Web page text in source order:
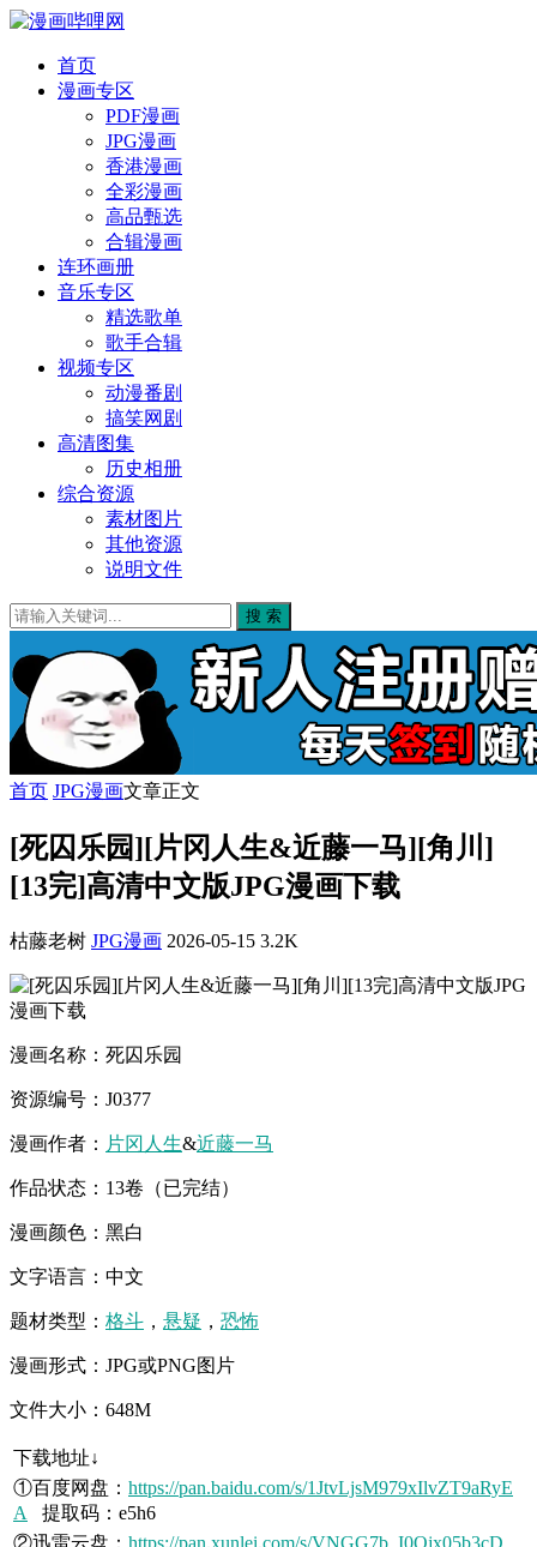
首页
漫画专区
PDF漫画
JPG漫画
香港漫画
全彩漫画
高品甄选
合辑漫画
连环画册
音乐专区
精选歌单
歌手合辑
视频专区
动漫番剧
搞笑网剧
高清图集
历史相册
综合资源
素材图片
其他资源
说明文件
搜 索
首页 JPG漫画文章正文
[死囚乐园][片冈人生&近藤一马][角川]
[13完]高清中文版JPG漫画下载
枯藤老树 JPG漫画 2026-05-15 3.2K
漫画名称：死囚乐园
资源编号：J0377
漫画作者： 片冈人生&近藤一马
作品状态：13卷（已完结）
漫画颜色：黑白
文字语言：中文
题材类型： 格斗 ， 悬疑 ， 恐怖
漫画形式：JPG或PNG图片
文件大小：648M
下载地址↓
①百度网盘： https://pan.baidu.com/s/1JtvLjsM979xIlvZT9aRyE
A
提取码：e5h6
②迅雷云盘： https://pan.xunlei.com/s/VNGG7b_I0Ojx05b3cD_